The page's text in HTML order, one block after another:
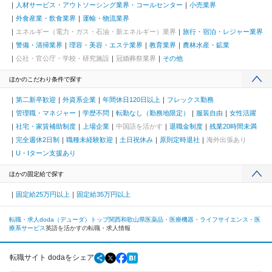
人材サービス・アウトソーシング業界・コールセンター
小売業界
外食産業・飲食業界
運輸・物流業界
エネルギー（電力・ガス・石油・新エネルギー）業界
旅行・宿泊・レジャー業界
警備・清掃業界
理容・美容・エステ業界 教育業界
農林水産・鉱業
公社・官公庁・学校・研究施設
冠婚葬祭業界 その他
ほかのこだわり条件で探す
第二新卒歓迎 外資系企業 年間休日120日以上
フレックス勤務
管理職・マネジャー
学歴不問 転勤なし（勤務地限定） 服装自由
女性活躍
社宅・家賃補助制度
上場企業 中国語を活かす 退職金制度
残業20時間未満
完全週休2日制
職種未経験歓迎 土日祝休み 原則定時退社
海外出張あり
U・Iターン支援あり
ほかの固定給で探す
固定給25万円以上 固定給35万円以上
転職・求人doda（デューダ）トップ関西和歌山県医薬品・医療機器・ライフサイエンス・医
療系サービス英語を活かすの転職・求人情報
転職サイト dodaをシェア